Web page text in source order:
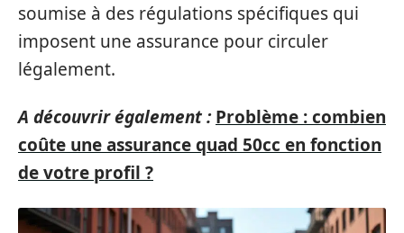
soumise à des régulations spécifiques qui
imposent une assurance pour circuler
légalement.
A découvrir également : Problème : combien
coûte une assurance quad 50cc en fonction
de votre profil ?